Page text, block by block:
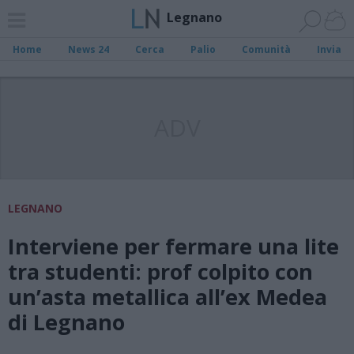
Legnano
Home News 24 Cerca Palio Comunità Invia
LEGNANO
Interviene per fermare una lite
tra studenti: prof colpito con
un’asta metallica all’ex Medea
di Legnano